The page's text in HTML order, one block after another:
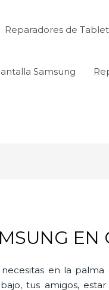
Reparadores de
Samsung
en la
tus amigos,